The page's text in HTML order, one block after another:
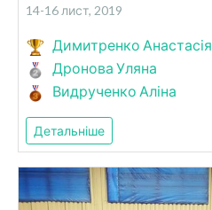
14-16 лист, 2019
Димитренко Анастасія
Дронова Уляна
Видрученко Аліна
Детальніше